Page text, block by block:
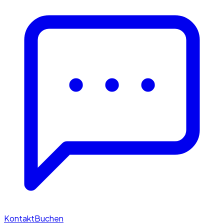
KontaktBuchen